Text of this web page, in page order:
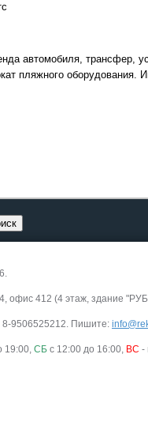
автомобиля, трансфер,
пляжного оборудования.
офис 412 (4 этаж, здание
8-9506525212. Пишите:
19:00, СБ с 12:00 до 16:00, ВС -